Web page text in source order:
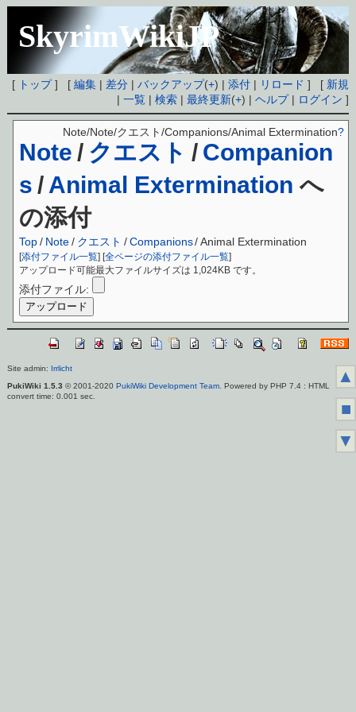
SkyrimWikiJP
[ トップ] [編集 | 差分 |バックアップ(+) |添付 | リロード ] [ 新規
|一覧 |検索 |最終更新(+) |ヘルプ| ログイン ]
Note / クエスト / Companion
s / Animal Extermination へ
の添付
Note/Note/クエスト/Companions/Animal Extermination?
Top / Note/ クエスト / Companions/ Animal Extermination
[添付ファイル一覧] [全ページの添付ファイル一覧]
アップロード可能最大ファイルサイズは 1,024KB です。
添付ファイル:
Site admin: Irrlicht
PukiWiki 1.5.3 © 2001-2020 PukiWiki Development Team. Powered by PHP 7.4 : HTML
convert time: 0.001 sec.
▲
■
▼